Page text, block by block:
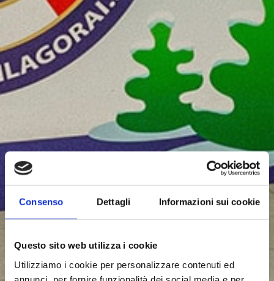
Consenso Dettagli Informazioni sui cookie
Questo sito web utilizza i cookie
Utilizziamo i cookie per personalizzare contenuti ed